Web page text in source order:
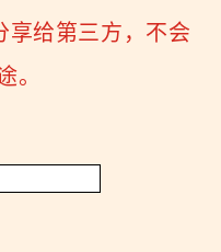
享给第三方，不会